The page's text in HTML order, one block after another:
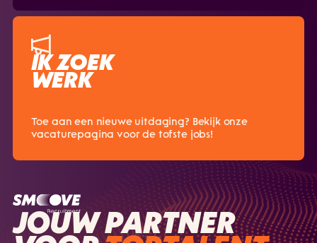
IK ZOEK
WERK
Toe aan een nieuwe uitdaging? Bekijk onze
vacaturepagina voor de tofste jobs!
JOUW PARTNER